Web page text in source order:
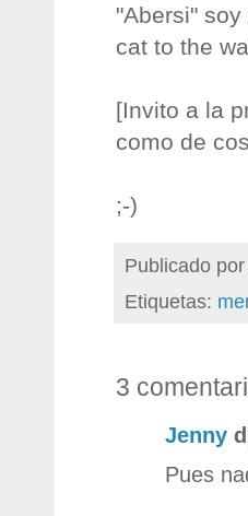
"Abersi"
cat to the
[Invito a la
como de
;-)
Publicado por
Etiquetas:
3
Jenny
Pues